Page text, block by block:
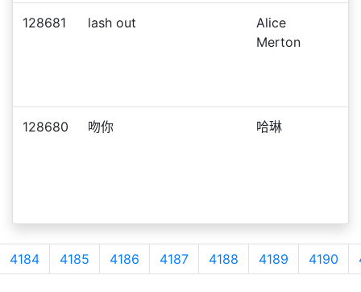
128681 lash out
Alice
Merton
128680 吻你 哈琳
4184 4185 4186 4187 4188 4189 4190